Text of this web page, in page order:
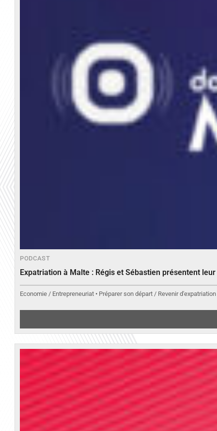
PODCAST
Expatriation à Malte : Régis et Sébastien présentent
Economie / Entrepreneuriat • Préparer son départ / Revenir d'expatriation